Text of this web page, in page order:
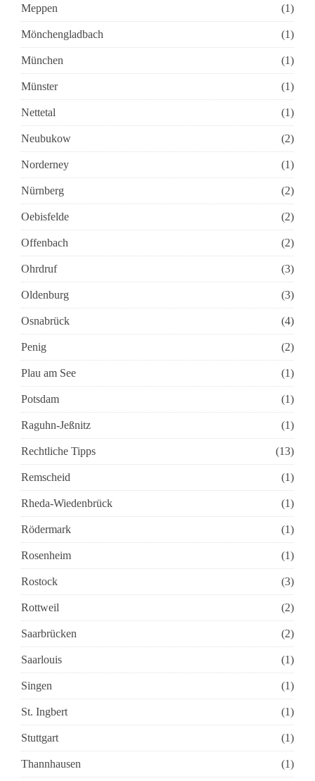
Meppen (1)
Mönchengladbach (1)
München (1)
Münster (1)
Nettetal (1)
Neubukow (2)
Norderney (1)
Nürnberg (2)
Oebisfelde (2)
Offenbach (2)
Ohrdruf (3)
Oldenburg (3)
Osnabrück (4)
Penig (2)
Plau am See (1)
Potsdam (1)
Raguhn-Jeßnitz (1)
Rechtliche Tipps (13)
Remscheid (1)
Rheda-Wiedenbrück (1)
Rödermark (1)
Rosenheim (1)
Rostock (3)
Rottweil (2)
Saarbrücken (2)
Saarlouis (1)
Singen (1)
St. Ingbert (1)
Stuttgart (1)
Thannhausen (1)